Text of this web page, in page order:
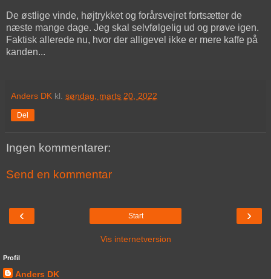
De østlige vinde, højtrykket og forårsvejret fortsætter de
næste mange dage. Jeg skal selvfølgelig ud og prøve igen.
Faktisk allerede nu, hvor der alligevel ikke er mere kaffe på
kanden...
Anders DK kl. søndag, marts 20, 2022
Del
Ingen kommentarer:
Send en kommentar
‹ ›
Start
Vis internetversion
Profil
Anders DK